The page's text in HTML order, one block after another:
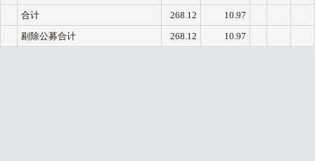
合计 268.12
10.97
剔除公募合计
268.12 10.97